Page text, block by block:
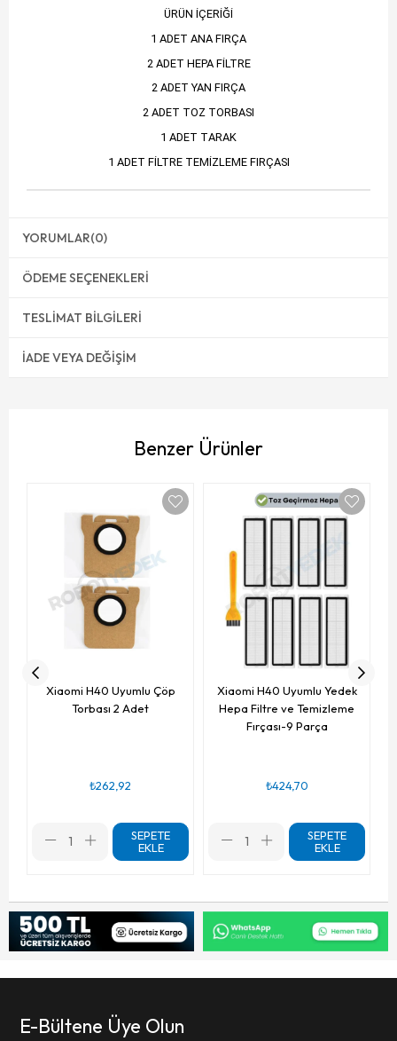
ÜRÜN İÇERİĞİ
1 ADET ANA FIRÇA
2 ADET HEPA FİLTRE
2 ADET YAN FIRÇA
2 ADET TOZ TORBASI
1 ADET TARAK
1 ADET FİLTRE TEMİZLEME FIRÇASI
YORUMLAR(0)
ÖDEME SEÇENEKLERI
TESLIMAT BILGILERI
İADE VEYA DEĞIŞIM
Benzer Ürünler
Xiaomi H40 Uyumlu Çöp
Torbası 2 Adet
₺262,92
SEPETE
EKLE
Xiaomi H40 Uyumlu Yedek
Hepa Filtre ve Temizleme
Fırçası-9 Parça
₺424,70
SEPETE
EKLE
E-Bültene Üye Olun